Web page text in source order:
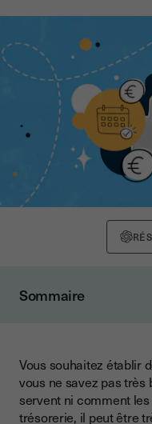
Sommaire
Qu’est-ce qu’une
Quelle est la
facture d’acompte ?
Vous souhaitez établir
vous ne savez pas très
servent ni comment
trésorerie, il peut être